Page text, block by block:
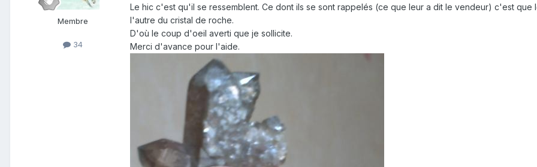
Membre
34
Le hic c'est qu'il se ressemblent. Ce dont ils se sont rappelés (ce que leur a dit le vendeur) c'est
l'autre du cristal de roche.
D'où le coup d'oeil averti que je sollicite.
Merci d'avance pour l'aide.